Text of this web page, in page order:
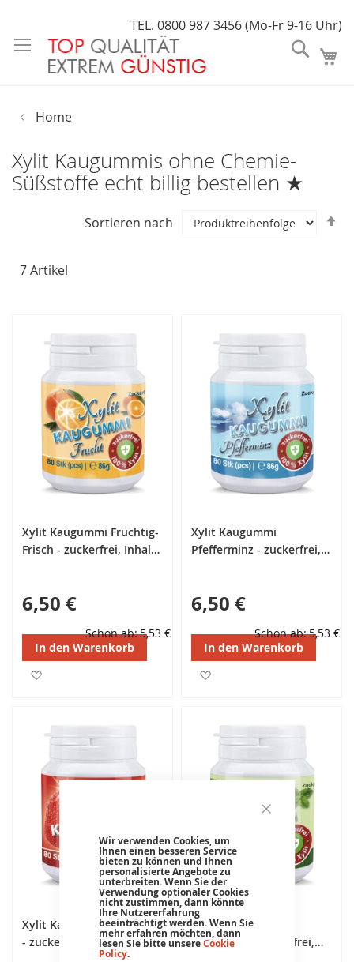
Wir verwenden Cookies, um
Ihnen einen besseren Service
bieten zu können und Ihnen
personalisierte Angebote zu
unterbreiten. Wenn Sie der
Verwendung optionaler Cookies
nicht zustimmen, dann könnte
Ihre Nutzererfahrung
beeinträchtigt werden. Wenn Sie
mehr erfahren möchten, dann
lesen SIe bitte unsereCookie
Policy.
zum
TEL. 0800 987 3456 (Mo-Fr 9-16 Uhr)
Suche
Home
Xylit Kaugummis ohne Chemie-
Süßstoffe echt billig bestellen ★
7Artikel
Sortieren nach
Xylit Kaugummi Fruchtig-
Frisch - zuckerfrei, Inhalt
6,50 €
Schon ab 5,53 €
In den Warenkorb
Xylit Kaugummi
Pfefferminz - zuckerfrei,
6,50 €
Schon ab 5,53 €
In den Warenkorb
Xylit Kaugummi Erdbeere
- zuckerfrei, Inhalt 80 Stk
Xylit Kaugummi
Spearmint - zuckerfrei,